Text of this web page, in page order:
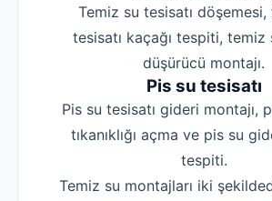
Temiz su tesisatı
tesisatı kaçağı tespiti, temiz
düşürücü montajı.
Pis su tesisatı
Pis su tesisatı gideri montajı,
tıkanıklığı açma ve pis su
tespiti.
Temiz su montajları iki